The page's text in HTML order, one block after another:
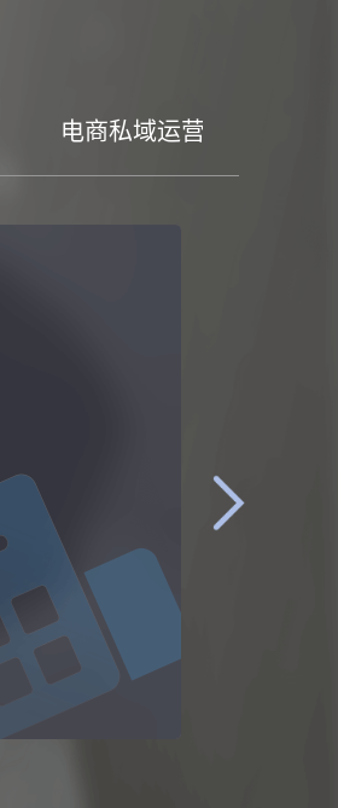
电商私域运营工具